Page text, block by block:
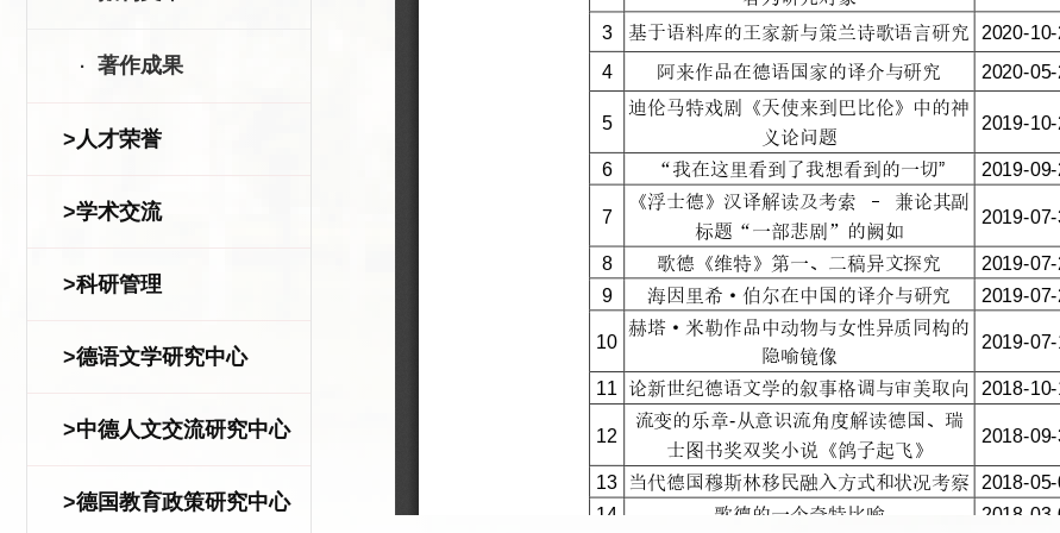
· 著作成果
>人才荣誉
>学术交流
>科研管理
>德语文学研究中心
>中德人文交流研究中心
>德国教育政策研究中心